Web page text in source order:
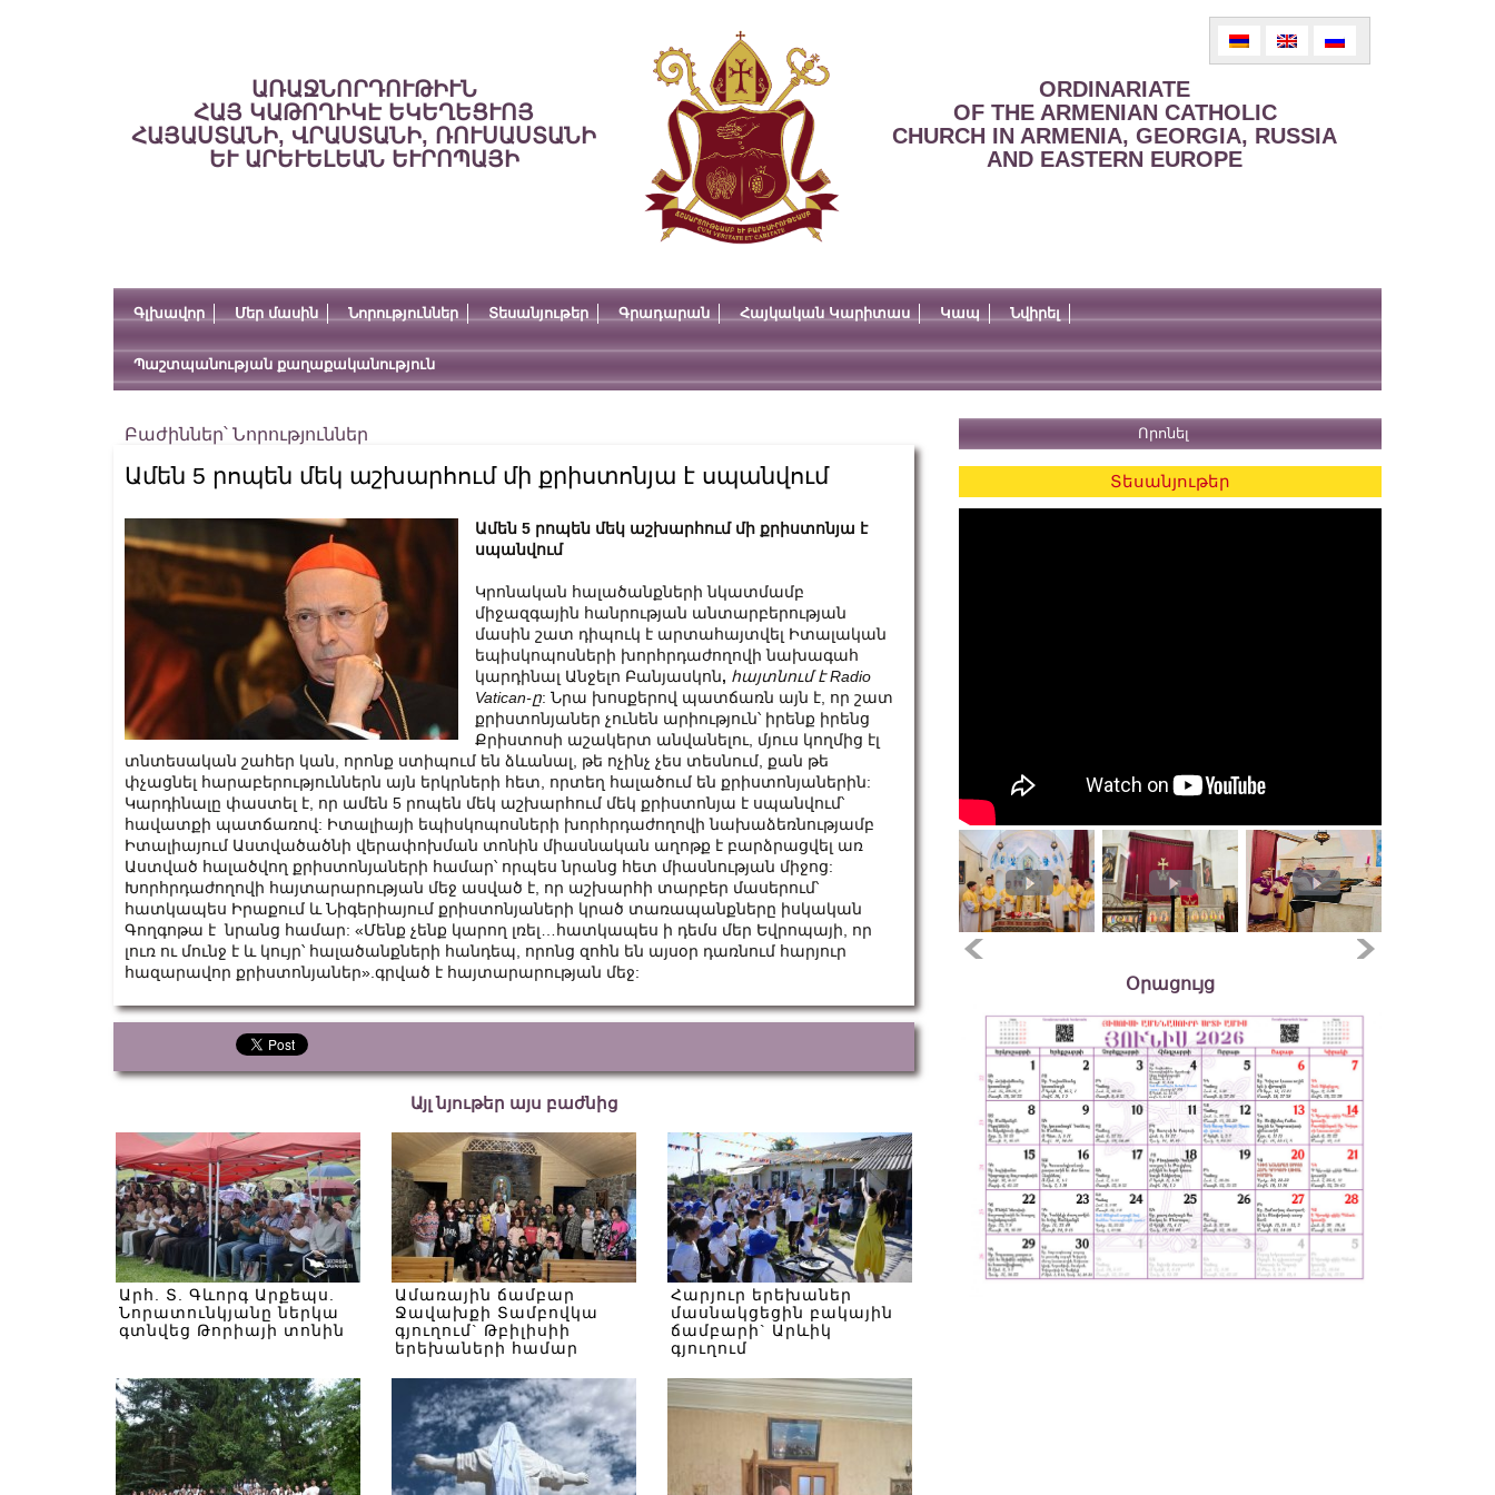
ԱՌԱՋՆՈՐԴՈՒԹԻՒՆ
ՀԱՅ ԿԱԹՈՂԻԿԷ ԵԿԵՂԵՑՒՈՅ
ՀԱՅԱՍՏԱՆԻ, ՎՐԱՍՏԱՆԻ, ՌՈՒՍԱՍՏԱՆԻ
ԵՒ ԱՐԵՒԵԼԵԱՆ ԵՒՐՈՊԱՅԻ
ORDINARIATE
OF THE ARMENIAN CATHOLIC
CHURCH IN ARMENIA, GEORGIA, RUSSIA
AND EASTERN EUROPE
Գլխավոր Մեր մասին Նորություններ Տեսանյութեր Գրադարան Հայկական Կարիտաս Կապ Նվիրել
Պաշտպանության քաղաքականություն
Բաժիններ՝ Նորություններ
Ամեն 5 րոպեն մեկ աշխարհում մի քրիստոնյա է սպանվում
Ամեն 5 րոպեն մեկ աշխարհում մի քրիստոնյա է
սպանվում
Կրոնական հալածանքների նկատմամբ
միջազգային հանրության անտարբերության
մասին շատ դիպուկ է արտահայտվել Իտալական
եպիսկոպոսների խորհրդաժողովի նախագահ
կարդինալ Անջելո Բանյասկոն, հայտնում է Radio
Vatican-ը: Նրա խոսքերով պատճառն այն է, որ շատ
քրիստոնյաներ չունեն արիություն՝ իրենք իրենց
Քրիստոսի աշակերտ անվանելու, մյուս կողմից էլ
տնտեսական շահեր կան, որոնք ստիպում են ձևանալ, թե ոչինչ չես տեսնում, քան թե
փչացնել հարաբերություններն այն երկրների հետ, որտեղ հալածում են քրիստոնյաներին:
Կարդինալը փաստել է, որ ամեն 5 րոպեն մեկ աշխարհում մեկ քրիստոնյա է սպանվում՝
հավատքի պատճառով: Իտալիայի եպիսկոպոսների խորհրդաժողովի նախաձեռնությամբ
Իտալիայում Աստվածածնի վերափոխման տոնին միասնական աղոթք է բարձրացվել առ
Աստված հալածվող քրիստոնյաների համար՝ որպես նրանց հետ միասնության միջոց:
Խորհրդաժողովի հայտարարության մեջ ասված է, որ աշխարհի տարբեր մասերում՝
հատկապես Իրաքում և Նիգերիայում քրիստոնյաների կրած տառապանքները իսկական
Գողգոթա է նրանց համար: «Մենք չենք կարող լռել…հատկապես ի դեմս մեր Եվրոպայի, որ
լուռ ու մունջ է և կույր՝ հալածանքների հանդեպ, որոնց զոհն են այսօր դառնում հարյուր
հազարավոր քրիստոնյաներ».գրված է հայտարարության մեջ:
Այլ նյութեր այս բաժնից
Արհ. Տ. Գևորգ Արքեպս.
Նորատունկյանը ներկա
գտնվեց Թորիայի տոնին
Ամառային ճամբար
Ջավախքի Տամբովկա
գյուղում` Թբիլիսիի
երեխաների համար
Հարյուր երեխաներ
մասնակցեցին բակային
ճամբարի` Արևիկ
գյուղում
Տեսանյութեր
Օրացույց